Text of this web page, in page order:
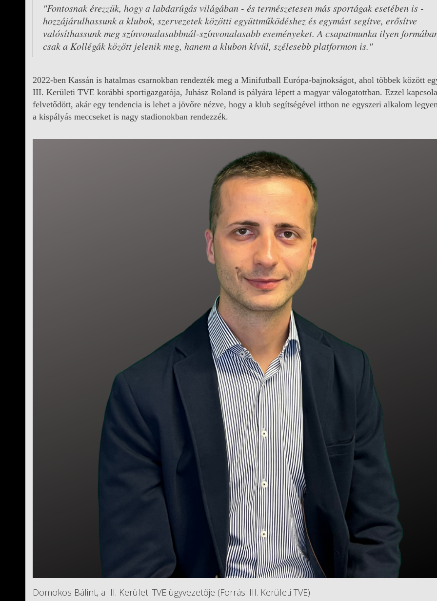
"Fontosnak érezzük, hogy a labdarúgás világában - és természetesen más sportágak esetében is -
hozzájárulhassunk a klubok, szervezetek közötti együttműködéshez és egymást segítve, erősítve
valósíthassunk meg színvonalasabbnál-színvonalasabb eseményeket. A csapatmunka ilyen
csak a Kollégák között jelenik meg, hanem a klubon kívül, szélesebb platformon is."
2022-ben Kassán is hatalmas csarnokban rendezték meg a Minifutball Európa-bajnokságot, ahol többek között
III. Kerületi TVE korábbi sportigazgatója, Juhász Roland is pályára lépett a magyar válogatottban. Ezzel
felvetődött, akár egy tendencia is lehet a jövőre nézve, hogy a klub segítségével itthon ne egyszeri alkalom
a kispályás meccseket is nagy stadionokban rendezzék.
Domokos Bálint, a III. Kerületi TVE ügyvezetője (Forrás: III. Kerületi TVE)